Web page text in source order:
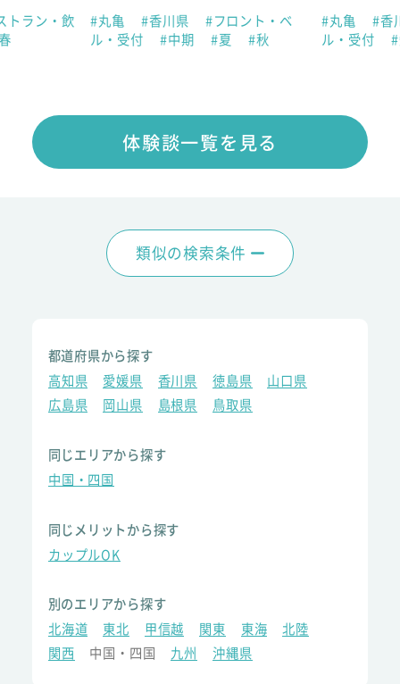
トラン・飲
#丸亀 #香川県
#フロント・ベ
ル・受付
#中期 #夏 #秋
#丸亀
#香
ル・受付
体験談一覧を見る
類似の検索条件
都道府県から探す
高知県
愛媛県 香川県 徳島県
山口県
広島県
岡山県 島根県 鳥取県
同じエリアから探す
中国・四国
同じメリットから探す
カップルOK
別のエリアから探す
北海道
東北 甲信越 関東 東海
北陸
関西
中国・四国 九州 沖縄県